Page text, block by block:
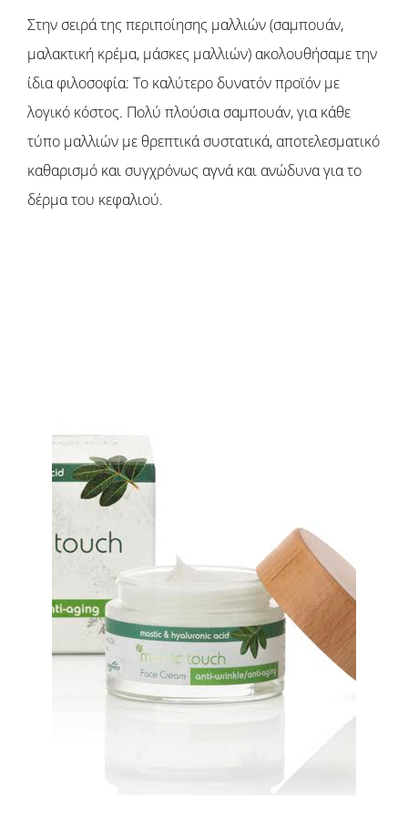
Στην σειρά της περιποίησης μαλλιών (σαμπουάν,
μαλακτική κρέμα, μάσκες μαλλιών) ακολουθήσαμε την
ίδια φιλοσοφία: Το καλύτερο δυνατόν προϊόν με
λογικό κόστος. Πολύ πλούσια σαμπουάν, για κάθε
τύπο μαλλιών με θρεπτικά συστατικά, αποτελεσματικό
καθαρισμό και συγχρόνως αγνά και ανώδυνα για το
δέρμα του κεφαλιού.